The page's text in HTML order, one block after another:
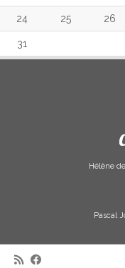
24 25 26
31
Hélène
Pascal